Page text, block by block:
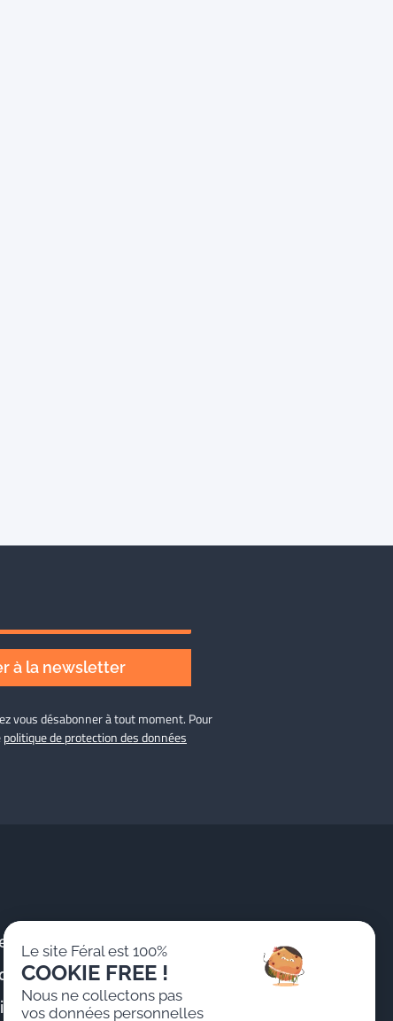
à la newsletter
vous désabonner à tout moment. Pour
politique de protection des données
Cabinet
Publications &
Actualités
Formations
Le site Féral est 100%
COOKIE FREE !
Nous ne collectons pas
vos données personnelles